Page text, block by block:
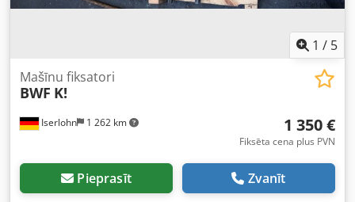
1 / 5
Iserlohn 1 262 km
Mašīnu fiksatori
BWF K!
1 350 €
Fiksēta cena plus PVN
Pieprasīt Zvanīt